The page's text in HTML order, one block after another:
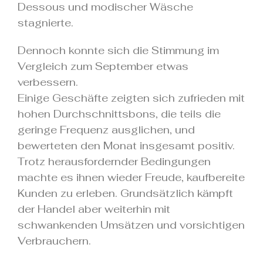
Dessous und modischer Wäsche
stagnierte.
Dennoch konnte sich die Stimmung im
Vergleich zum September etwas
verbessern.
Einige Geschäfte zeigten sich zufrieden mit
hohen Durchschnittsbons, die teils die
geringe Frequenz ausglichen, und
bewerteten den Monat insgesamt positiv.
Trotz herausfordernder Bedingungen
machte es ihnen wieder Freude, kaufbereite
Kunden zu erleben. Grundsätzlich kämpft
der Handel aber weiterhin mit
schwankenden Umsätzen und vorsichtigen
Verbrauchern.